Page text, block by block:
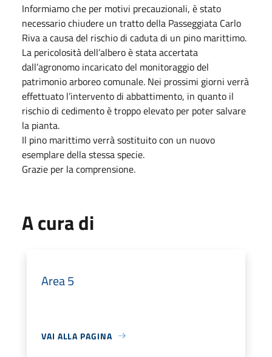
Informiamo che per motivi precauzionali, è stato
necessario chiudere un tratto della Passeggiata Carlo
Riva a causa del rischio di caduta di un pino marittimo.
La pericolosità dell’albero è stata accertata
dall’agronomo incaricato del monitoraggio del
patrimonio arboreo comunale. Nei prossimi giorni verrà
effettuato l’intervento di abbattimento, in quanto il
rischio di cedimento è troppo elevato per poter salvare
la pianta.
Il pino marittimo verrà sostituito con un nuovo
esemplare della stessa specie.
Grazie per la comprensione.
A cura di
Area 5
VAI ALLA PAGINA